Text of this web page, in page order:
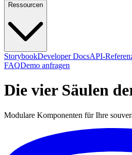
Ressourcen
StorybookDeveloper DocsAPI-
FAQDemo anfragen
Die vier Säulen
Modulare Komponenten für Ihre